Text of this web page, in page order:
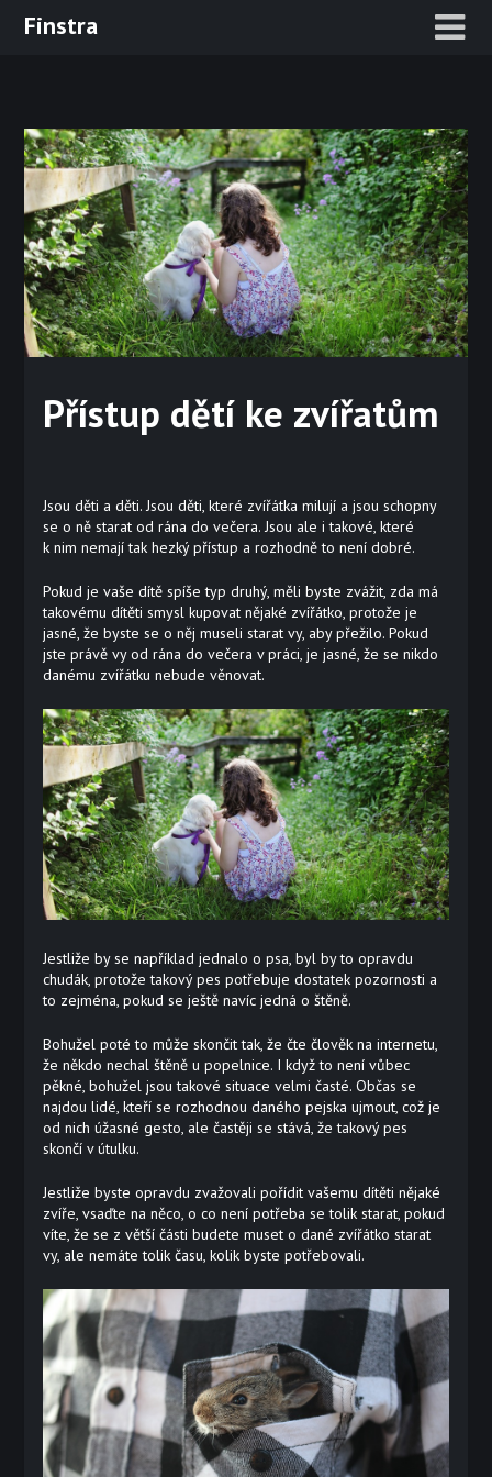
SkipFinstra
Přístup dětí ke zvířatům
Jsou děti a děti. Jsou děti, které zvířátka milují a jsou schopny
se o ně starat od rána do večera. Jsou ale i takové, které
k nim nemají tak hezký přístup a rozhodně to není dobré.
Pokud je vaše dítě spíše typ druhý, měli byste zvážit, zda má
takovému dítěti smysl kupovat nějaké zvířátko, protože je
jasné, že byste se o něj museli starat vy, aby přežilo. Pokud
jste právě vy od rána do večera v práci, je jasné, že se nikdo
danému zvířátku nebude věnovat.
Jestliže by se například jednalo o psa, byl by to opravdu
chudák, protože takový pes potřebuje dostatek pozornosti a
to zejména, pokud se ještě navíc jedná o štěně.
Bohužel poté to může skončit tak, že čte člověk na internetu,
že někdo nechal štěně u popelnice. I když to není vůbec
pěkné, bohužel jsou takové situace velmi časté. Občas se
najdou lidé, kteří se rozhodnou daného pejska ujmout, což je
od nich úžasné gesto, ale častěji se stává, že takový pes
skončí v útulku.
Jestliže byste opravdu zvažovali pořídit vašemu dítěti nějaké
zvíře, vsaďte na něco, o co není potřeba se tolik starat, pokud
víte, že se z větší části budete muset o dané zvířátko starat
vy, ale nemáte tolik času, kolik byste potřebovali.